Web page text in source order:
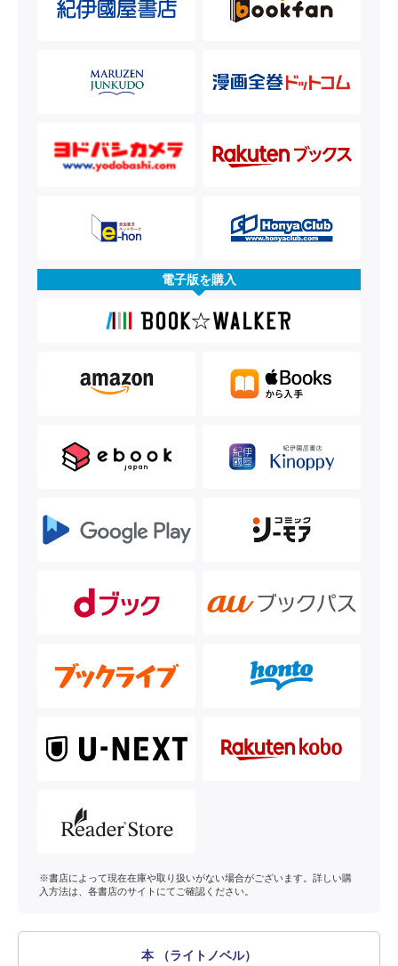
電子版を購入
※書店によって現在在庫や取り扱いがない場合がございます。詳しい購
入方法は、各書店のサイトにてご確認ください。
本 （ライトノベル）